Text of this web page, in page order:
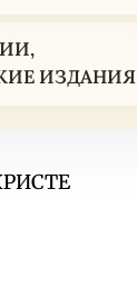
ИЗДАНИЯ